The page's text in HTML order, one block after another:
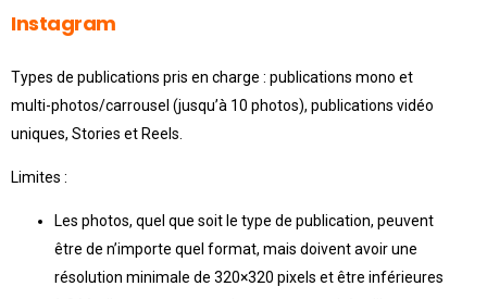
Instagram
Types de publications pris en charge : publications mono et
multi-photos/carrousel (jusqu’à 10 photos), publications vidéo
uniques, Stories et Reels.
Limites :
Les photos, quel que soit le type de publication, peuvent
être de n’importe quel format, mais doivent avoir une
résolution minimale de 320×320 pixels et être inférieures